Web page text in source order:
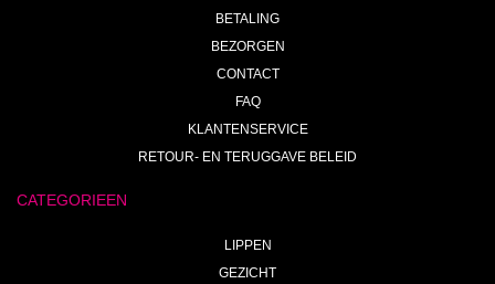
BETALING
BEZORGEN
CONTACT
FAQ
KLANTENSERVICE
RETOUR- EN TERUGGAVE BELEID
CATEGORIEEN
LIPPEN
GEZICHT